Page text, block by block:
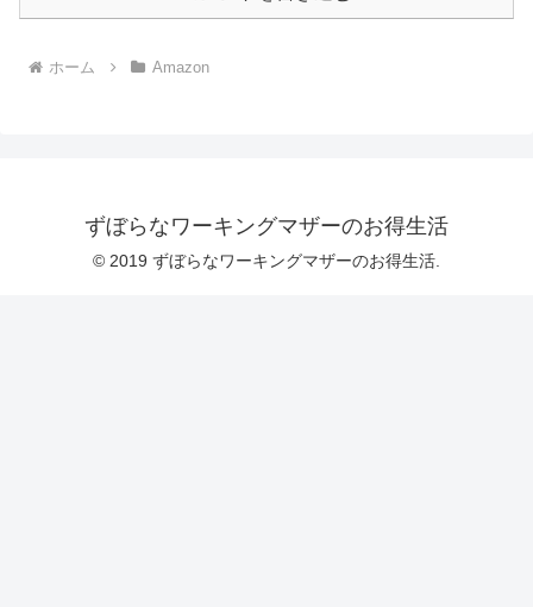
ホーム Amazon
ずぼらなワーキングマザーのお得生活
© 2019 ずぼらなワーキングマザーのお得生活.